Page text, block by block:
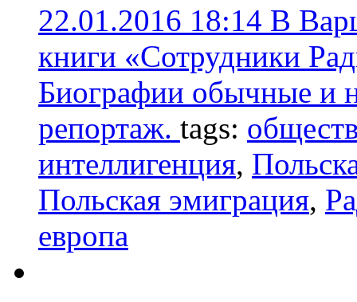
22.01.2016 18:14 В
книги «Сотрудники
Биографии обычные и
репортаж. tags:
интеллигенция,
Польская эмиграция,
европа